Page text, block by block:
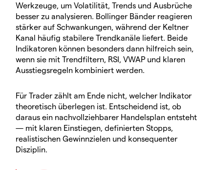
Werkzeuge, um Volatilität, Trends und Ausbrüche
besser zu analysieren. Bollinger Bänder reagieren
stärker auf Schwankungen, während der Keltner
Kanal häufig stabilere Trendkanäle liefert. Beide
Indikatoren können besonders dann hilfreich sein,
wenn sie mit Trendfiltern, RSI, VWAP und klaren
Ausstiegsregeln kombiniert werden.
Für Trader zählt am Ende nicht, welcher Indikator
theoretisch überlegen ist. Entscheidend ist, ob
daraus ein nachvollziehbarer Handelsplan entsteht
— mit klaren Einstiegen, definierten Stopps,
realistischen Gewinnzielen und konsequenter
Disziplin.